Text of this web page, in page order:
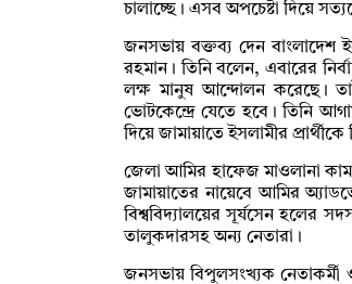
চালাচ্ছে। এসব অপচেষ্টা দিয়ে
জনসভায় বক্তব্য দেন বাংলাদেশ
রহমান। তিনি বলেন, এবারের
লক্ষ মানুষ আন্দোলন করেছে।
ভোটকেন্দ্রে যেতে হবে। তিনি
দিয়ে জামায়াতে ইসলামীর
জেলা আমির হাফেজ মাওলানা
জামায়াতের নায়েবে আমির
বিশ্ববিদ্যালয়ের সূর্যসেন হলের
তালুকদারসহ অন্য নেতারা।
জনসভায় বিপুলসংখ্যক